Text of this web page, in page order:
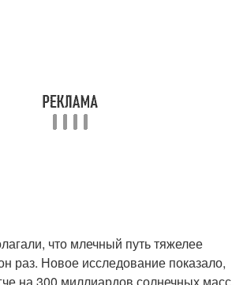
что млечный путь тяжелее
раз. Новое исследование показало,
на 300 миллиардов солнечных масс.